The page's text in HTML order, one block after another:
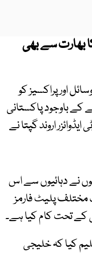
بھارت سے بھی
اور پراکسیز کو
کے باوجود پاکستانی
اروند گپتا نے
نے دہائیوں سے اس
مختلف پلیٹ فارمز
کے تحت کام کیا ہے۔
کیا کہ خلیجی